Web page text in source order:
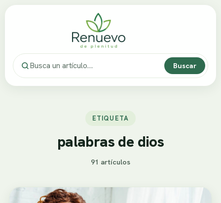
Buscar
ETIQUETA
palabras de dios
91 artículos